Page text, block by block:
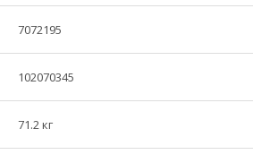
7072195
102070345
71.2 кг